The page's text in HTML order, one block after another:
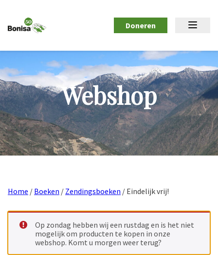
Doneren
Webshop
Home / Boeken / Zendingsboeken / Eindelijk vrij!
Op zondag hebben wij een rustdag en is het niet
mogelijk om producten te kopen in onze
webshop. Komt u morgen weer terug?